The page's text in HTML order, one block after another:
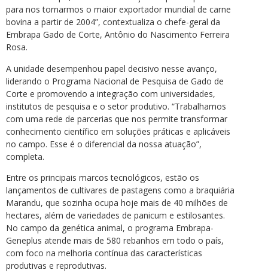
para nos tornarmos o maior exportador mundial de carne
bovina a partir de 2004”, contextualiza o chefe-geral da
Embrapa Gado de Corte, Antônio do Nascimento Ferreira
Rosa.
A unidade desempenhou papel decisivo nesse avanço,
liderando o Programa Nacional de Pesquisa de Gado de
Corte e promovendo a integração com universidades,
institutos de pesquisa e o setor produtivo. “Trabalhamos
com uma rede de parcerias que nos permite transformar
conhecimento científico em soluções práticas e aplicáveis
no campo. Esse é o diferencial da nossa atuação”,
completa.
Entre os principais marcos tecnológicos, estão os
lançamentos de cultivares de pastagens como a braquiária
Marandu, que sozinha ocupa hoje mais de 40 milhões de
hectares, além de variedades de panicum e estilosantes.
No campo da genética animal, o programa Embrapa-
Geneplus atende mais de 580 rebanhos em todo o país,
com foco na melhoria contínua das características
produtivas e reprodutivas.